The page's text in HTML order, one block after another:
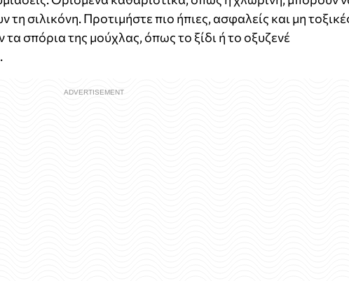
σιλικόνη. Προτιμήστε πιο ήπιες, ασφαλείς και μη
σπόρια της μούχλας, όπως το ξίδι ή το οξυζενέ